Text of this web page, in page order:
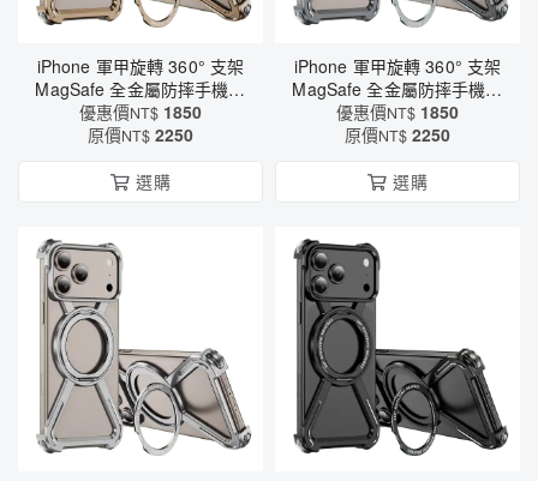
iPhone 軍甲旋轉 360° 支架
MagSafe 全金屬防摔手機殼
- 真氣囊抗震 × 磁吸充電適用
（6560）
優惠價NT$ 1850
原價NT$ 2250
選購
iPhone 軍甲旋轉 360° 支架
MagSafe 全金屬防摔手機殼
- 真氣囊抗震 × 磁吸充電適用
（6560）
優惠價NT$ 1850
原價NT$ 2250
選購